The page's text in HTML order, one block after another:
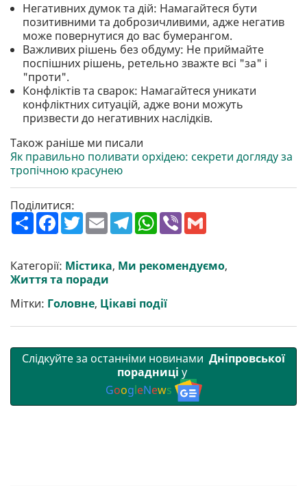
Негативних думок та дій: Намагайтеся бути
позитивними та доброзичливими, адже негатив
може повернутися до вас бумерангом.
Важливих рішень без обдуму: Не приймайте
поспішних рішень, ретельно зважте всі "за" і
"проти".
Конфліктів та сварок: Намагайтеся уникати
конфліктних ситуацій, адже вони можуть
призвести до негативних наслідків.
Також раніше ми писали
Як правильно поливати орхідею: секрети догляду за
тропічною красунею
Поділитися:
П
о
р
и
т
F
a
b
o
o
T
w
t
e
r
E
m
l
T
e
g
r
m
W
h
s
A
p
V
r l
Категорії: Містика, Ми рекомендуємо,
Життя та поради
Мітки: Головне, Цікаві події
Слідкуйте за останніми новинами Дніпровської
порадниці у
GoogleNews